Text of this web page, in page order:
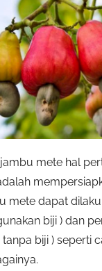
mete hal
mete dapat
biji ) dan
biji ) seperti